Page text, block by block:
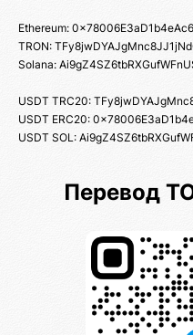
Ethereum:
TRON:
Solana:
USDT TRC20:
USDT ERC20:
USDT SOL:
Перевод